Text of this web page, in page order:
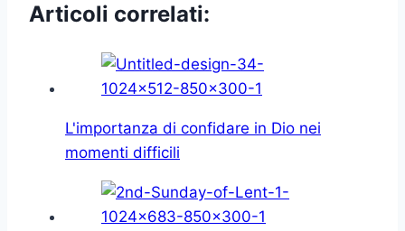
Articoli correlati:
L'importanza di confidare in Dio nei
momenti difficili